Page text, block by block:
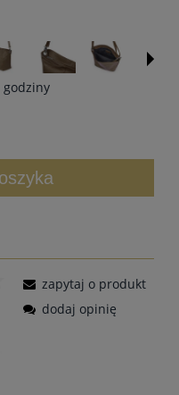
godziny
zapytaj o produkt
dodaj opinię